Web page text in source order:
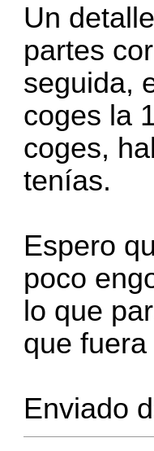
Un
partes
seguida,
coges la
coges,
tenías.
Espero
poco
lo que
que
Enviado